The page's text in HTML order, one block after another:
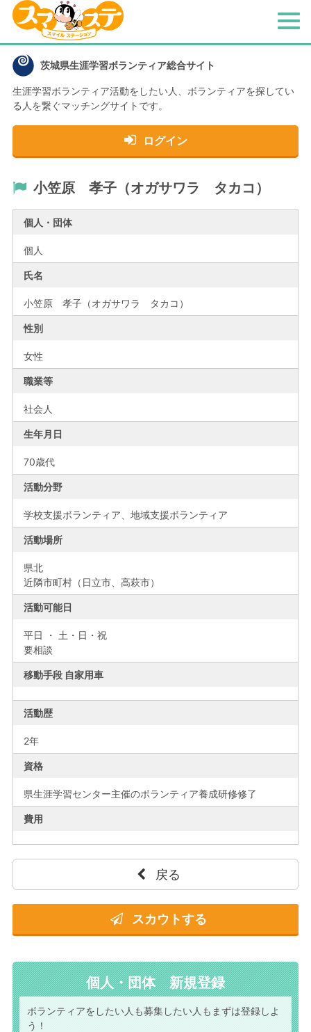
茨城県生涯学習ボランティア総合サイト
生涯学習ボランティア活動をしたい人、 ボランティアを探してい
る人を繋ぐマッチングサイトです。
ログイン
メ
小笠原 孝子（オガサワラ タカコ）
個人・団体
個人
氏名
小笠原 孝子（オガサワラ タカコ）
性別
女性
職業等
社会人
生年月日
70歳代
活動分野
学校支援ボランティア、地域支援ボランティア
活動場所
県北
近隣市町村（日立市、高萩市）
活動可能日
平日 ・ 土・日・祝
要相談
移動手段 自家用車
活動歴
2年
資格
県生涯学習センター主催のボランティア養成研修修了
費用
戻る
スカウトする
個人・団体 新規登録
ボランティアをしたい人も募集したい人もまずは登録しよ
う！